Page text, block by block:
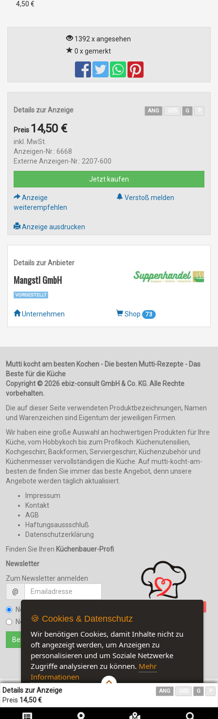
4,50 €
1392 x angesehen
0 x gemerkt
Details zur Anzeige ANG G
Preis 14,50 €
inkl. MwSt.
Anzeigen-Nr.: 6668
Externe Anzeigen-Nr.: 2207-600
Jetzt kaufen
Anzeige
weiterempfehlen
Verstoß melden
Anzeige ausdrucken
Details zur Anbieter
Mangstl GmbH
Unternehmen Shop 73
Details zur Anzeige ANG G
Preis 14,50 €
Mutti kocht am besten Kochen - Die besten Mutti-Rezepte - Das
Beste für die Küche
Copyright © 2026 ebiz-consult GmbH & Co. KG. Alle Rechte
vorbehalten.
Die auf dieser Seite verwendeten Produktbezeichnungen, Namen
und Warenzeichen sind Eigentum der jeweiligen Firmen.
Wir haben eine große Auswahl an hochwertigen Produkten für Ihre
Küche, vom Hobbykoch bis zum Profikoch. Küchenutensilien,
Kochgeschirr, Backformen, Serviergeschirr, Küchenzubehör und
Küchenmesser vervollständigen die Küche. Auf mutti-kocht-am-
besten.de finden Sie immer das beste Angebot, denn unsere
Angebote werden täglich aktualisiert.
Impressum
Kontakt
AGB
Haftungsaussschluß
Datenschutzerklärung
Finden Sie Ihren Küchenbauer-Profi
Newsletter
Zum Newsletter anmelden
@
Newsletter bestellen
Newsletter kündigen
🍪 Cookies & Datenschutz
Wir benötigen Cookies, damit Inhalte nicht zu
oft angezeigt werden, um Anzeigen zu
personalisieren und um Soziale Netzwerke
Zugriffe analysieren zu können. Mehr
Informationen
Customise Cookies